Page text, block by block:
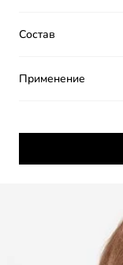
Состав
Применение